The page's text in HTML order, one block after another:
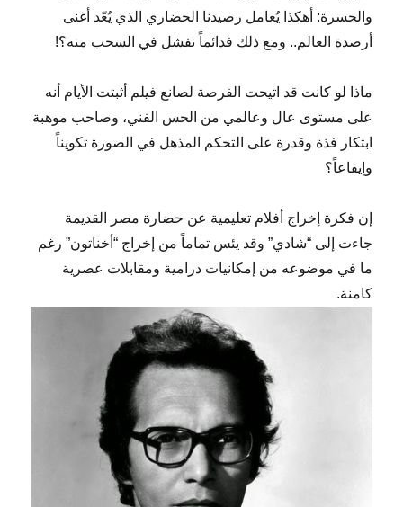
والحسرة: أهكذا يُعامل رصيدنا الحضاري الذي يُعّد أغنى
أرصدة العالم.. ومع ذلك فدائماً نفشل في السحب منه؟!
ماذا لو كانت قد اتيحت الفرصة لصانع فيلم أثبتت الأيام أنه
على مستوى عال وعالمي من الحس الفني، وصاحب موهبة
ابتكار فذة وقدرة على التحكم المذهل في الصورة تكويناً
وإيقاعاً؟
إن فكرة إخراج أفلام تعليمية عن حضارة مصر القديمة
جاءت إلى “شادي” وقد يئس تماماً من إخراج “أخناتون” رغم
ما في موضوعه من إمكانيات درامية ومقابلات عصرية
كامنة.